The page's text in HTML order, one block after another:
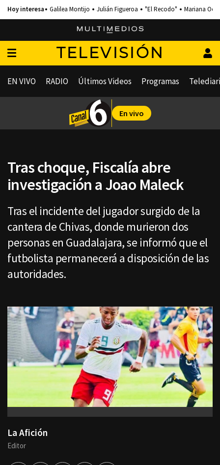
Galilea Montijo Julián Figueroa "El Recodo" Mariana
TELEVISIÓN
EN VIVO RADIO Últimos Videos Programas
En vivo
Tras choque, Fiscalía abre
investigación a Joao Maleck
Tras el incidente del jugador surgido de la
cantera de Chivas, donde murieron dos
personas en Guadalajara, se informó que el
futbolista permanecerá a disposición de las
autoridades.
La Afición
Editor